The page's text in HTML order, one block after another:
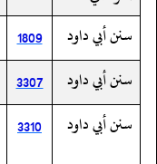
سنن أبي داود 1809
سنن أبي داود
3307
سنن أبي داود
3310